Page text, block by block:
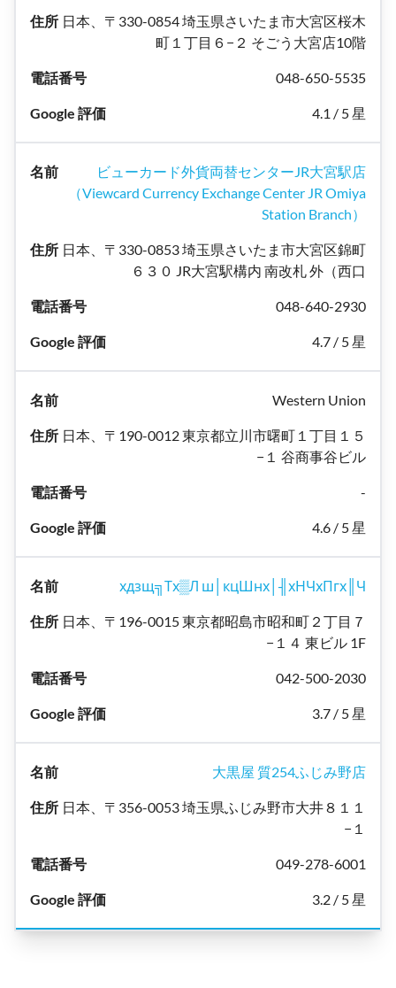
日本、〒330-0854 埼玉県さいたま市大宮区桜木
町１丁目６−２ そごう大宮店10階
048-650-5535
4.1 / 5 星
ビューカード外貨両替センターJR大宮駅店
（Viewcard Currency Exchange Center JR Omiya
Station Branch）
日本、〒330-0853 埼玉県さいたま市大宮区錦町
６３０ JR大宮駅構内 南改札 外（西口
048-640-2930
4.7 / 5 星
Western Union
日本、〒190-0012 東京都立川市曙町１丁目１５
−１ 谷商事谷ビル
-
4.6 / 5 星
хдзщ╗Тх▒Л ш│кцШнх│╢хНЧхПгх║Ч
日本、〒196-0015 東京都昭島市昭和町２丁目７
−１４ 東ビル 1F
042-500-2030
3.7 / 5 星
大黒屋 質254ふじみ野店
日本、〒356-0053 埼玉県ふじみ野市大井８１１
−１
049-278-6001
3.2 / 5 星